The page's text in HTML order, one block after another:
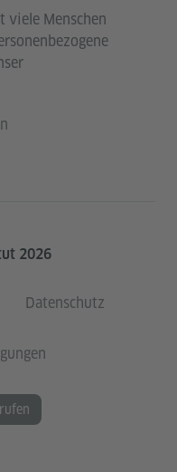
viele Menschen
2026
Datenschutz